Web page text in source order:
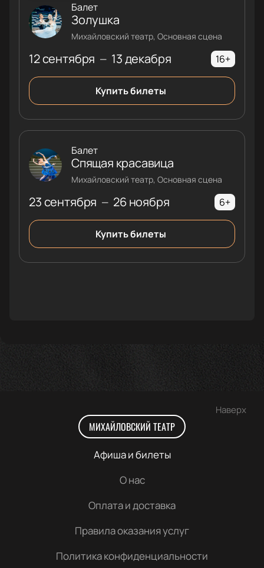
12 сентября — 13 декабря
Балет
Золушка
Михайловский театр, Основная сцена
16+
Купить билеты
23 сентября — 26 ноября
Балет
Спящая красавица
Михайловский театр, Основная сцена
6+
Купить билеты
Наверх
МИХАЙЛОВСКИЙ ТЕАТР
Афиша и билеты
О нас
Оплата и доставка
Правила оказания услуг
Политика конфиденциальности